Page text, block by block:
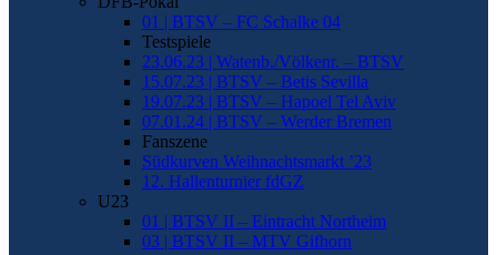
01 | BTSV – FC Schalke 04
Testspiele
23.06.23 | Watenb./Völkenr. – BTSV
15.07.23 | BTSV – Betis Sevilla
19.07.23 | BTSV – Hapoel Tel Aviv
07.01.24 | BTSV – Werder Bremen
Fanszene
Südkurven Weihnachtsmarkt ’23
12. Hallenturnier fdGZ
U23
01 | BTSV II – Eintracht Northeim
03 | BTSV II – MTV Gifhorn